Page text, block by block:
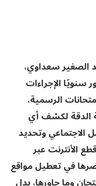
الصغير سعداوي،
سنويّا الإجراءات
الرسمية،
الدقة لكشف أي
الاجتماعي وتحديد
الأنترنت عبر
في تعطيل مواقع